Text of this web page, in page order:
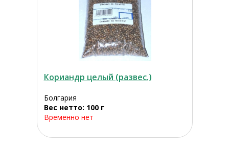
Кориандр целый (развес.)
Болгария
Вес нетто: 100 г
Временно нет